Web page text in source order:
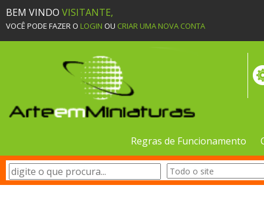
BEM VINDO VISITANTE,
VOCÊ PODE FAZER O LOGIN OU CRIAR UMA NOVA CONTA
Regras de Funcionamento